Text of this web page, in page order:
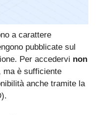
a carattere
pubblicate sul
Per accedervi non
ma è sufficiente
anche tramite la